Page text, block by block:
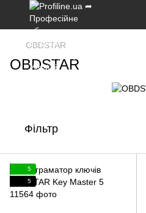
OBDSTAR
OBDSTAR
Фільтр
5
5